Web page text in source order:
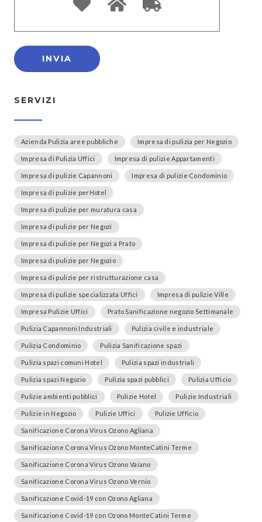
SERVIZI
Azienda Pulizia aree pubbliche Impresa di pulizia per Negozio
Impresa di Pulizia Uffici Impresa di pulizie Appartamenti
Impresa di pulizie Capannoni Impresa di pulizie Condominio
Impresa di pulizie perHotel
Impresa di pulizie per muratura casa
Impresa di pulizie per Negozi
Impresa di pulizie per Negozi a Prato
Impresa di pulizie per Negozio
Impresa di pulizie per ristrutturazione casa
Impresa di pulizie specializzata Uffici Impresa di pulizie Ville
Impresa Pulizie Uffici Prato Sanificazione negozio Settimanale
Pulizia Capannoni Industriali Pulizia civile e industriale
Pulizia Condominio Pulizia Sanificazione spazi
Pulizia spazi comuni Hotel Pulizia spazi industriali
Pulizia spazi Negozio Pulizia spazi pubblici Pulizia Ufficio
Pulizie ambienti pubblici Pulizie Hotel Pulizie Industriali
Pulizie in Negozio Pulizie Uffici Pulizie Ufficio
Sanificazione Corona Virus Ozono Agliana
Sanificazione Corona Virus Ozono MonteCatini Terme
Sanificazione Corona Virus Ozono Vaiano
Sanificazione Corona Virus Ozono Vernio
Sanificazione Covid-19 con Ozono Agliana
Sanificazione Covid-19 con Ozono MonteCatini Terme